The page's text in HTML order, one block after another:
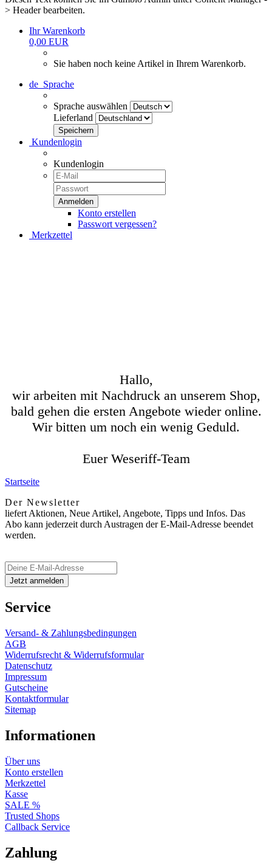
> Header bearbeiten.
Ihr Warenkorb
0,00 EUR
Sie haben noch keine Artikel in Ihrem Warenkorb.
de Sprache
Sprache auswählen
Lieferland
Kundenlogin
Kundenlogin
Konto erstellen
Passwort vergessen?
Merkzettel
Hallo,
wir arbeiten mit Nachdruck an unserem Shop,
bald gehen die ersten Angebote wieder online.
Wir bitten um noch ein wenig Geduld.
Euer Weseriff-Team
Startseite
Der Newsletter
liefert Aktionen, Neue Artikel, Angebote, Tipps und Infos. Das
Abo kann jederzeit durch Austragen der E-Mail-Adresse beendet
werden.
Service
Versand- & Zahlungsbedingungen
AGB
Widerrufsrecht & Widerrufsformular
Datenschutz
Impressum
Gutscheine
Kontaktformular
Sitemap
Informationen
Über uns
Konto erstellen
Merkzettel
Kasse
SALE %
Trusted Shops
Callback Service
Zahlung